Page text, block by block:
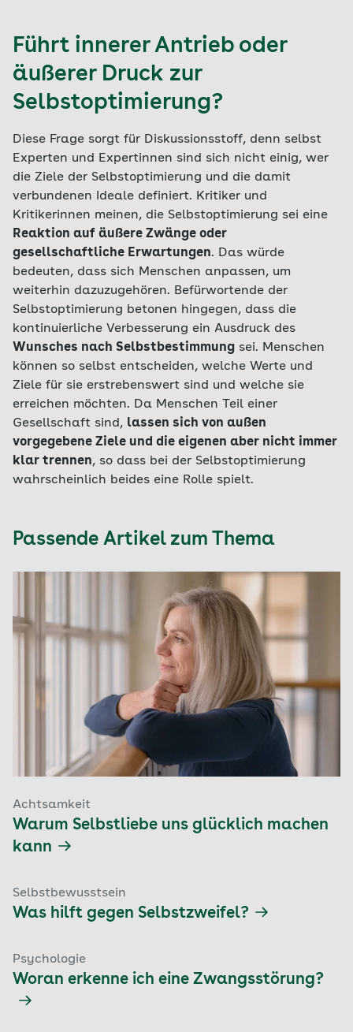
Führt innerer Antrieb oder
äußerer Druck zur
Selbstoptimierung?
Diese Frage sorgt für Diskussionsstoff, denn selbst
Experten und Expertinnen sind sich nicht einig, wer
die Ziele der Selbstoptimierung und die damit
verbundenen Ideale definiert. Kritiker und
Kritikerinnen meinen, die Selbstoptimierung sei eine
Reaktion auf äußere Zwänge oder
gesellschaftliche Erwartungen. Das würde
bedeuten, dass sich Menschen anpassen, um
weiterhin dazuzugehören. Befürwortende der
Selbstoptimierung betonen hingegen, dass die
kontinuierliche Verbesserung ein Ausdruck des
Wunsches nach Selbstbestimmung sei. Menschen
können so selbst entscheiden, welche Werte und
Ziele für sie erstrebenswert sind und welche sie
erreichen möchten. Da Menschen Teil einer
Gesellschaft sind, lassen sich von außen
vorgegebene Ziele und die eigenen aber nicht immer
klar trennen, so dass bei der Selbstoptimierung
wahrscheinlich beides eine Rolle spielt.
Passende Artikel zum Thema
Achtsamkeit
Warum Selbstliebe uns glücklich machen
kann
Selbstbewusstsein
Was hilft gegen Selbstzweifel?
Psychologie
Woran erkenne ich eine Zwangsstörung?